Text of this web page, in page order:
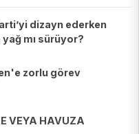
dizayn ederken
yağ mı sürüyor?
zorlu görev
VEYA HAVUZA